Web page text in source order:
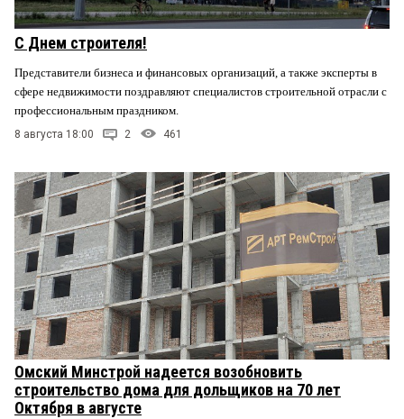
С Днем строителя!
Представители бизнеса и финансовых организаций, а также эксперты в
сфере недвижимости поздравляют специалистов строительной отрасли с
профессиональным праздником.
8 августа 18:00 2 461
Омский Минстрой надеется возобновить
строительство дома для дольщиков на 70 лет
Октября в августе